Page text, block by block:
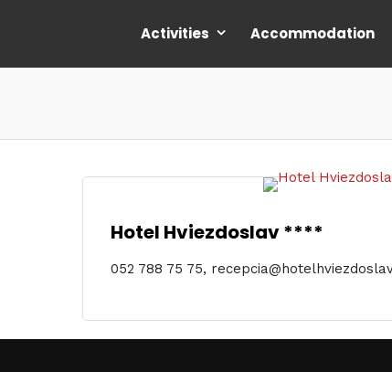
Activities Accommodation
Hotel Hviezdoslav ****
052 788 75 75,